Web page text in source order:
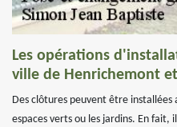
Les opérations
ville de Henrichemont
Des clôtures peuvent être installées
espaces verts ou les jardins. En fait,